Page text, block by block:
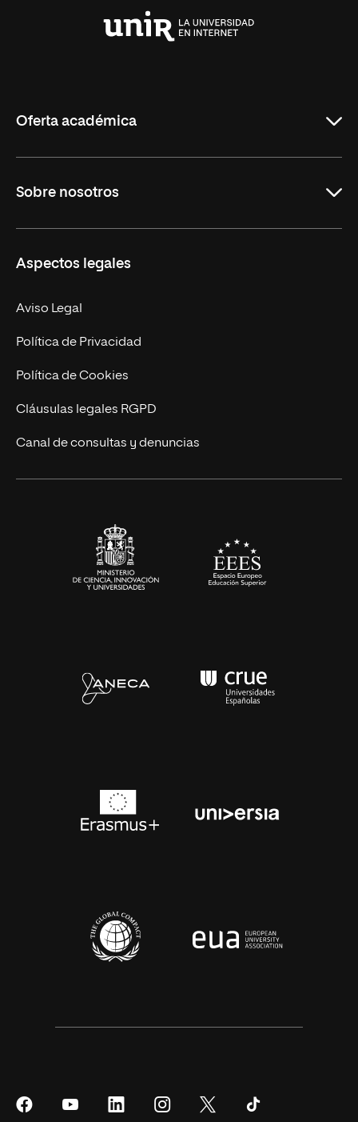
Oferta académica
Másteres Oficiales
Doctorados
Experto Universitario
Postgrados
Cursos Universitarios
Sobre nosotros
Facultades
Nuestro Equipo
Trabaja en UNIR
Actualidad
UNIR Revista
Eventos
Aspectos legales
Aviso Legal
Política de Privacidad
Política de Cookies
Cláusulas legales RGPD
Canal de consultas y denuncias
SíguenosSíguenos
SíguenosSíguenos
Síguenos